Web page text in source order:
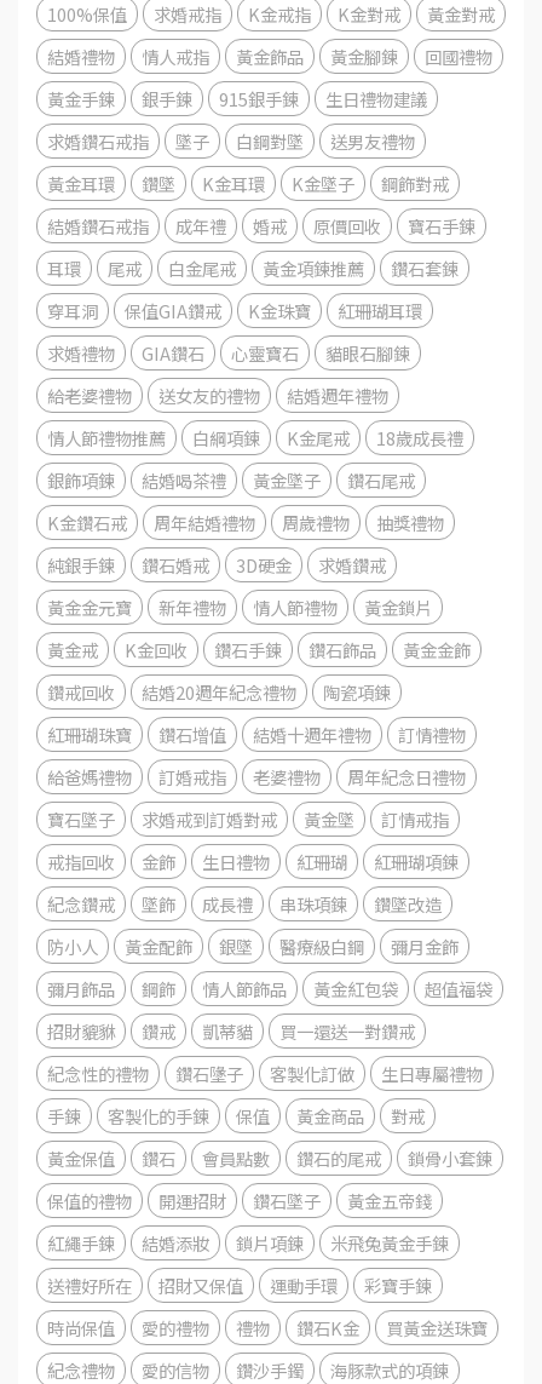
100%保值 求婚戒指 K金戒指 K金對戒
黃金對戒
結婚禮物
情人戒指 黃金飾品 黃金腳鍊
回國禮物
黃金手鍊
銀手鍊 915銀手鍊
生日禮物建議
求婚鑽石戒指
墜子 白鋼對墜
送男友禮物
黃金耳環
鑽墜 K金耳環 K金墜子
鋼飾對戒
結婚鑽石戒指
成年禮 婚戒 原價回收
寶石手鍊
耳環
尾戒 白金尾戒 黃金項鍊推薦
鑽石套鍊
穿耳洞
保值GIA鑽戒 K金珠寶
紅珊瑚耳環
求婚禮物
GIA鑽石 心靈寶石
貓眼石腳鍊
給老婆禮物
送女友的禮物
結婚週年禮物
情人節禮物推薦
白綱項鍊 K金尾戒
18歲成長禮
銀飾項鍊
結婚喝茶禮 黃金墜子
鑽石尾戒
K金鑽石戒
周年結婚禮物 周歲禮物
抽獎禮物
純銀手鍊
鑽石婚戒 3D硬金
求婚鑽戒
黃金金元寶
新年禮物 情人節禮物
黃金鎖片
黃金戒
K金回收 鑽石手鍊 鑽石飾品
黃金金飾
鑽戒回收
結婚20週年紀念禮物
陶瓷項鍊
紅珊瑚珠寶
鑽石增值 結婚十週年禮物
訂情禮物
給爸媽禮物
訂婚戒指 老婆禮物
周年紀念日禮物
寶石墜子
求婚戒到訂婚對戒 黃金墜
訂情戒指
戒指回收
金飾 生日禮物 紅珊瑚
紅珊瑚項鍊
紀念鑽戒
墜飾 成長禮 串珠項鍊
鑽墜改造
防小人
黃金配飾 銀墜 醫療級白鋼
彌月金飾
彌月飾品
鋼飾 情人節飾品 黃金紅包袋
超值福袋
招財貔貅
鑽戒 凱蒂貓
買一還送一對鑽戒
紀念性的禮物
鑽石墬子 客製化訂做
生日專屬禮物
手鍊
客製化的手鍊 保值 黃金商品
對戒
黃金保值
鑽石 會員點數 鑽石的尾戒
鎖骨小套鍊
保值的禮物
開運招財 鑽石墜子
黃金五帝錢
紅繩手鍊
結婚添妝 鎖片項鍊
米飛兔黃金手鍊
送禮好所在
招財又保值 運動手環
彩寶手鍊
時尚保值
愛的禮物 禮物 鑽石K金
買黃金送珠寶
紀念禮物
愛的信物 鑽沙手鐲
海豚款式的項鍊